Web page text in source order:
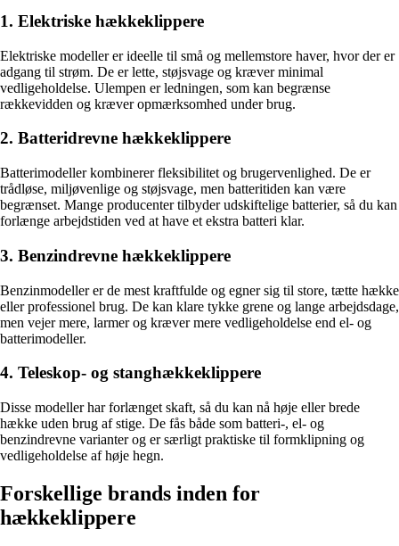
1. Elektriske hækkeklippere
Elektriske modeller er ideelle til små og mellemstore haver, hvor der er
adgang til strøm. De er lette, støjsvage og kræver minimal
vedligeholdelse. Ulempen er ledningen, som kan begrænse
rækkevidden og kræver opmærksomhed under brug.
2. Batteridrevne hækkeklippere
Batterimodeller kombinerer fleksibilitet og brugervenlighed. De er
trådløse, miljøvenlige og støjsvage, men batteritiden kan være
begrænset. Mange producenter tilbyder udskiftelige batterier, så du kan
forlænge arbejdstiden ved at have et ekstra batteri klar.
3. Benzindrevne hækkeklippere
Benzinmodeller er de mest kraftfulde og egner sig til store, tætte hække
eller professionel brug. De kan klare tykke grene og lange arbejdsdage,
men vejer mere, larmer og kræver mere vedligeholdelse end el- og
batterimodeller.
4. Teleskop- og stanghækkeklippere
Disse modeller har forlænget skaft, så du kan nå høje eller brede
hække uden brug af stige. De fås både som batteri-, el- og
benzindrevne varianter og er særligt praktiske til formklipning og
vedligeholdelse af høje hegn.
Forskellige brands inden for
hækkeklippere